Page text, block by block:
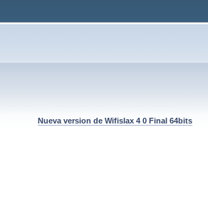
Nueva version de Wifislax 4 0 Final 64bits